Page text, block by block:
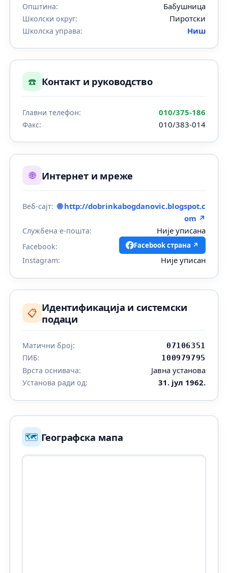
Општина: Бабушница
Школски округ: Пиротски
Школска управа: Ниш
☎️ Контакт и руководство
Главни телефон: 010/375-186
Факс: 010/383-014
🌐 Интернет и мреже
Веб-сајт: 🌐 http://dobrinkabogdanovic.blogspot.c
om ↗
Службена е-пошта: Није уписана
Facebook: Facebook страна ↗
Instagram: Није уписан
📋 Идентификација и системски
подаци
Матични број: 07106351
ПИБ: 100979795
Врста оснивача: Јавна установа
Установа ради од: 31. јул 1962.
🗺️ Географска мапа